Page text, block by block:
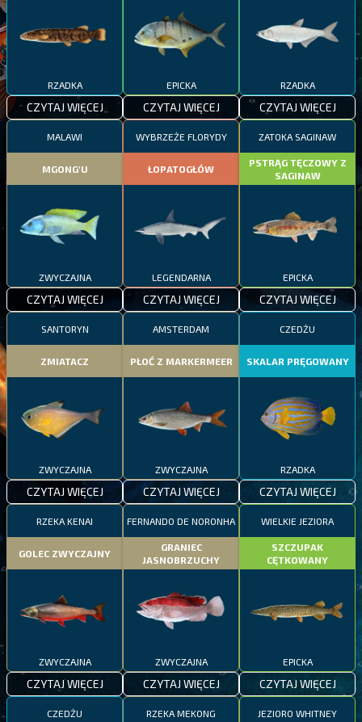
RZADKA
CZYTAJ WIĘCEJ
EPICKA
CZYTAJ WIĘCEJ
RZADKA
CZYTAJ WIĘCEJ
MALAWI
MGONG'U
ZWYCZAJNA
CZYTAJ WIĘCEJ
WYBRZEŻE FLORYDY
ŁOPATOGŁÓW
LEGENDARNA
CZYTAJ WIĘCEJ
ZATOKA SAGINAW
PSTRĄG TĘCZOWY Z
SAGINAW
EPICKA
CZYTAJ WIĘCEJ
SANTORYN
ZMIATACZ
ZWYCZAJNA
CZYTAJ WIĘCEJ
AMSTERDAM
PŁOĆ Z MARKERMEER
ZWYCZAJNA
CZYTAJ WIĘCEJ
CZEDŻU
SKALAR PRĘGOWANY
RZADKA
CZYTAJ WIĘCEJ
RZEKA KENAI
GOLEC ZWYCZAJNY
ZWYCZAJNA
CZYTAJ WIĘCEJ
FERNANDO DE NORONHA
GRANIEC
JASNOBRZUCHY
ZWYCZAJNA
CZYTAJ WIĘCEJ
WIELKIE JEZIORA
SZCZUPAK
CĘTKOWANY
EPICKA
CZYTAJ WIĘCEJ
CZEDŻU RZEKA MEKONG JEZIORO WHITNEY